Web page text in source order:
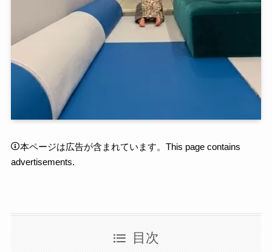
本ページは広告が含まれています。This page contains
advertisements.
目次